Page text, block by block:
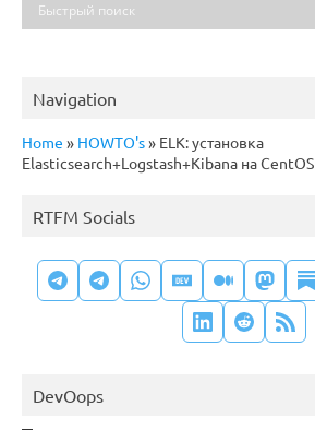
Navigation
Home » HOWTO's» ELK: установка
Elasticsearch+Logstash+Kibana на CentOS
RTFM Socials
DevOops